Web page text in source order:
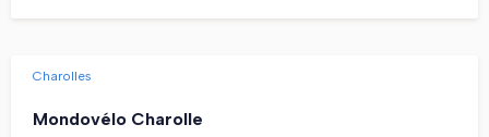
Charolles
Mondovélo Charolle